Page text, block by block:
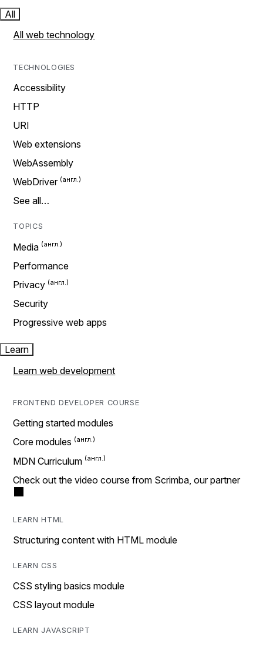
All
All web technology
TECHNOLOGIES
Accessibility
HTTP
URI
Web extensions
WebAssembly
WebDriver
See all…
TOPICS
Media
Performance
Privacy
Security
Progressive web apps
Learn
Learn web development
FRONTEND DEVELOPER COURSE
Getting started modules
Core modules
MDN Curriculum
Check out the video course from Scrimba, our partner
LEARN HTML
Structuring content with HTML module
LEARN CSS
CSS styling basics module
CSS layout module
LEARN JAVASCRIPT